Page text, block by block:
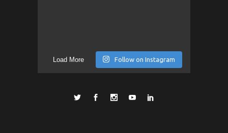
Load More Follow on Instagram